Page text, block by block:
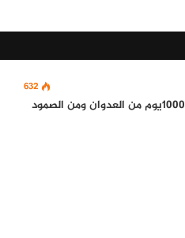
632
1000يوم من العدوان ومن الصمود